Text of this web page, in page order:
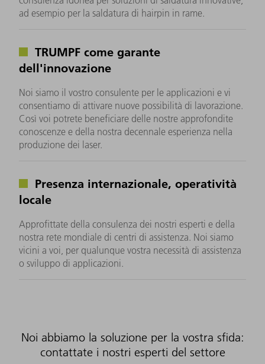
ad esempio per la saldatura di hairpin in rame.
TRUMPF come garante
dell'innovazione
Noi siamo il vostro consulente per le applicazioni e vi
consentiamo di attivare nuove possibilità di lavorazione.
Così voi potrete beneficiare delle nostre approfondite
conoscenze e della nostra decennale esperienza nella
produzione dei laser.
Presenza internazionale, operatività
locale
Approfittate della consulenza dei nostri esperti e della
nostra rete mondiale di centri di assistenza. Noi siamo
vicini a voi, per qualunque vostra necessità di assistenza
o sviluppo di applicazioni.
Noi abbiamo la soluzione per la vostra sfida:
contattate i nostri esperti del settore